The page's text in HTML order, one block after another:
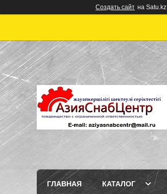
Создать сайт на Satu.kz
ГЛАВНАЯ КАТАЛОГ